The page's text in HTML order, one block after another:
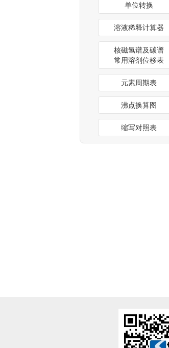
单位转换
溶液稀释计算器
核磁氢谱及碳谱
常用溶剂位移表
元素周期表
沸点换算图
缩写对照表